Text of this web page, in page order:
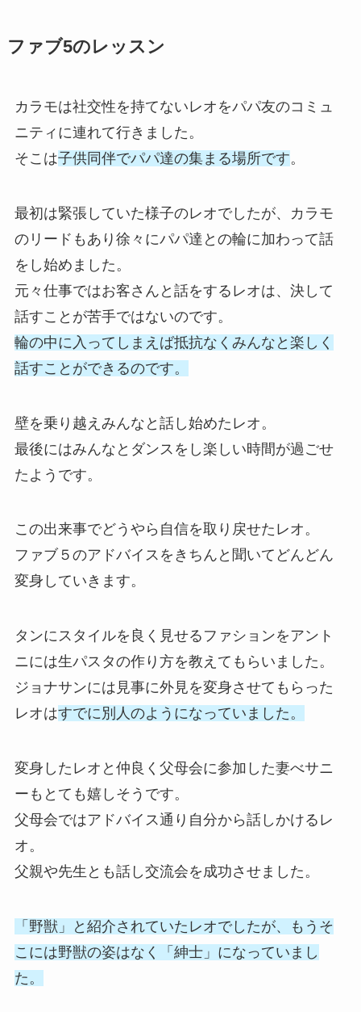
ファブ5のレッスン
カラモは社交性を持てないレオをパパ友のコミュ
ニティに連れて行きました。
そこは子供同伴でパパ達の集まる場所です。
最初は緊張していた様子のレオでしたが、カラモ
のリードもあり徐々にパパ達との輪に加わって話
をし始めました。
元々仕事ではお客さんと話をするレオは、決して
話すことが苦手ではないのです。
輪の中に入ってしまえば抵抗なくみんなと楽しく
話すことができるのです。
壁を乗り越えみんなと話し始めたレオ。
最後にはみんなとダンスをし楽しい時間が過ごせ
たようです。
この出来事でどうやら自信を取り戻せたレオ。
ファブ５のアドバイスをきちんと聞いてどんどん
変身していきます。
タンにスタイルを良く見せるファションをアント
ニには生パスタの作り方を教えてもらいました。
ジョナサンには見事に外見を変身させてもらった
レオはすでに別人のようになっていました。
変身したレオと仲良く父母会に参加した妻べサニ
ーもとても嬉しそうです。
父母会ではアドバイス通り自分から話しかけるレ
オ。
父親や先生とも話し交流会を成功させました。
「野獣」と紹介されていたレオでしたが、もうそ
こには野獣の姿はなく「紳士」になっていまし
た。